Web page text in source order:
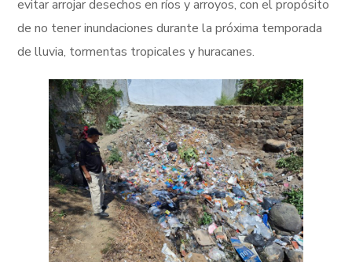
evitar arrojar desechos en ríos y arroyos, con el propósito
de no tener inundaciones durante la próxima temporada
de lluvia, tormentas tropicales y huracanes.